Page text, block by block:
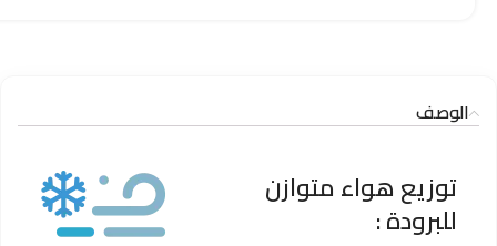
الوصف
توزيع هواء متوازن
للبرودة :